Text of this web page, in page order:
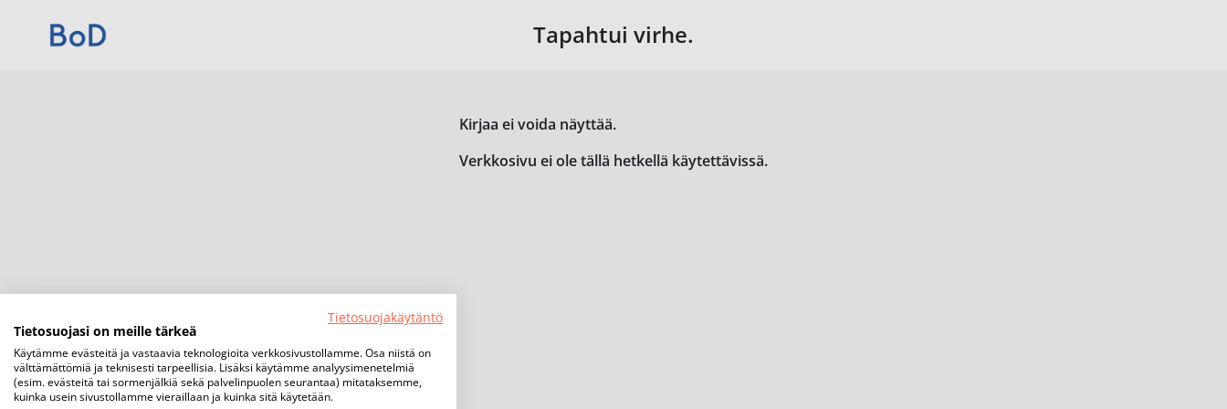
Tapahtui virhe.
Kirjaa ei voida näyttää.
Verkkosivu ei ole tällä hetkellä käytettävissä.
Tietosuojakäytäntö
Tietosuojasi on meille tärkeä
Käytämme evästeitä ja vastaavia teknologioita verkkosivustollamme. Osa niistä on
välttämättömiä ja teknisesti tarpeellisia. Lisäksi käytämme analyysimenetelmiä
(esim. evästeitä tai sormenjälkiä sekä palvelinpuolen seurantaa) mitataksemme,
kuinka usein sivustollamme vieraillaan ja kuinka sitä käytetään.